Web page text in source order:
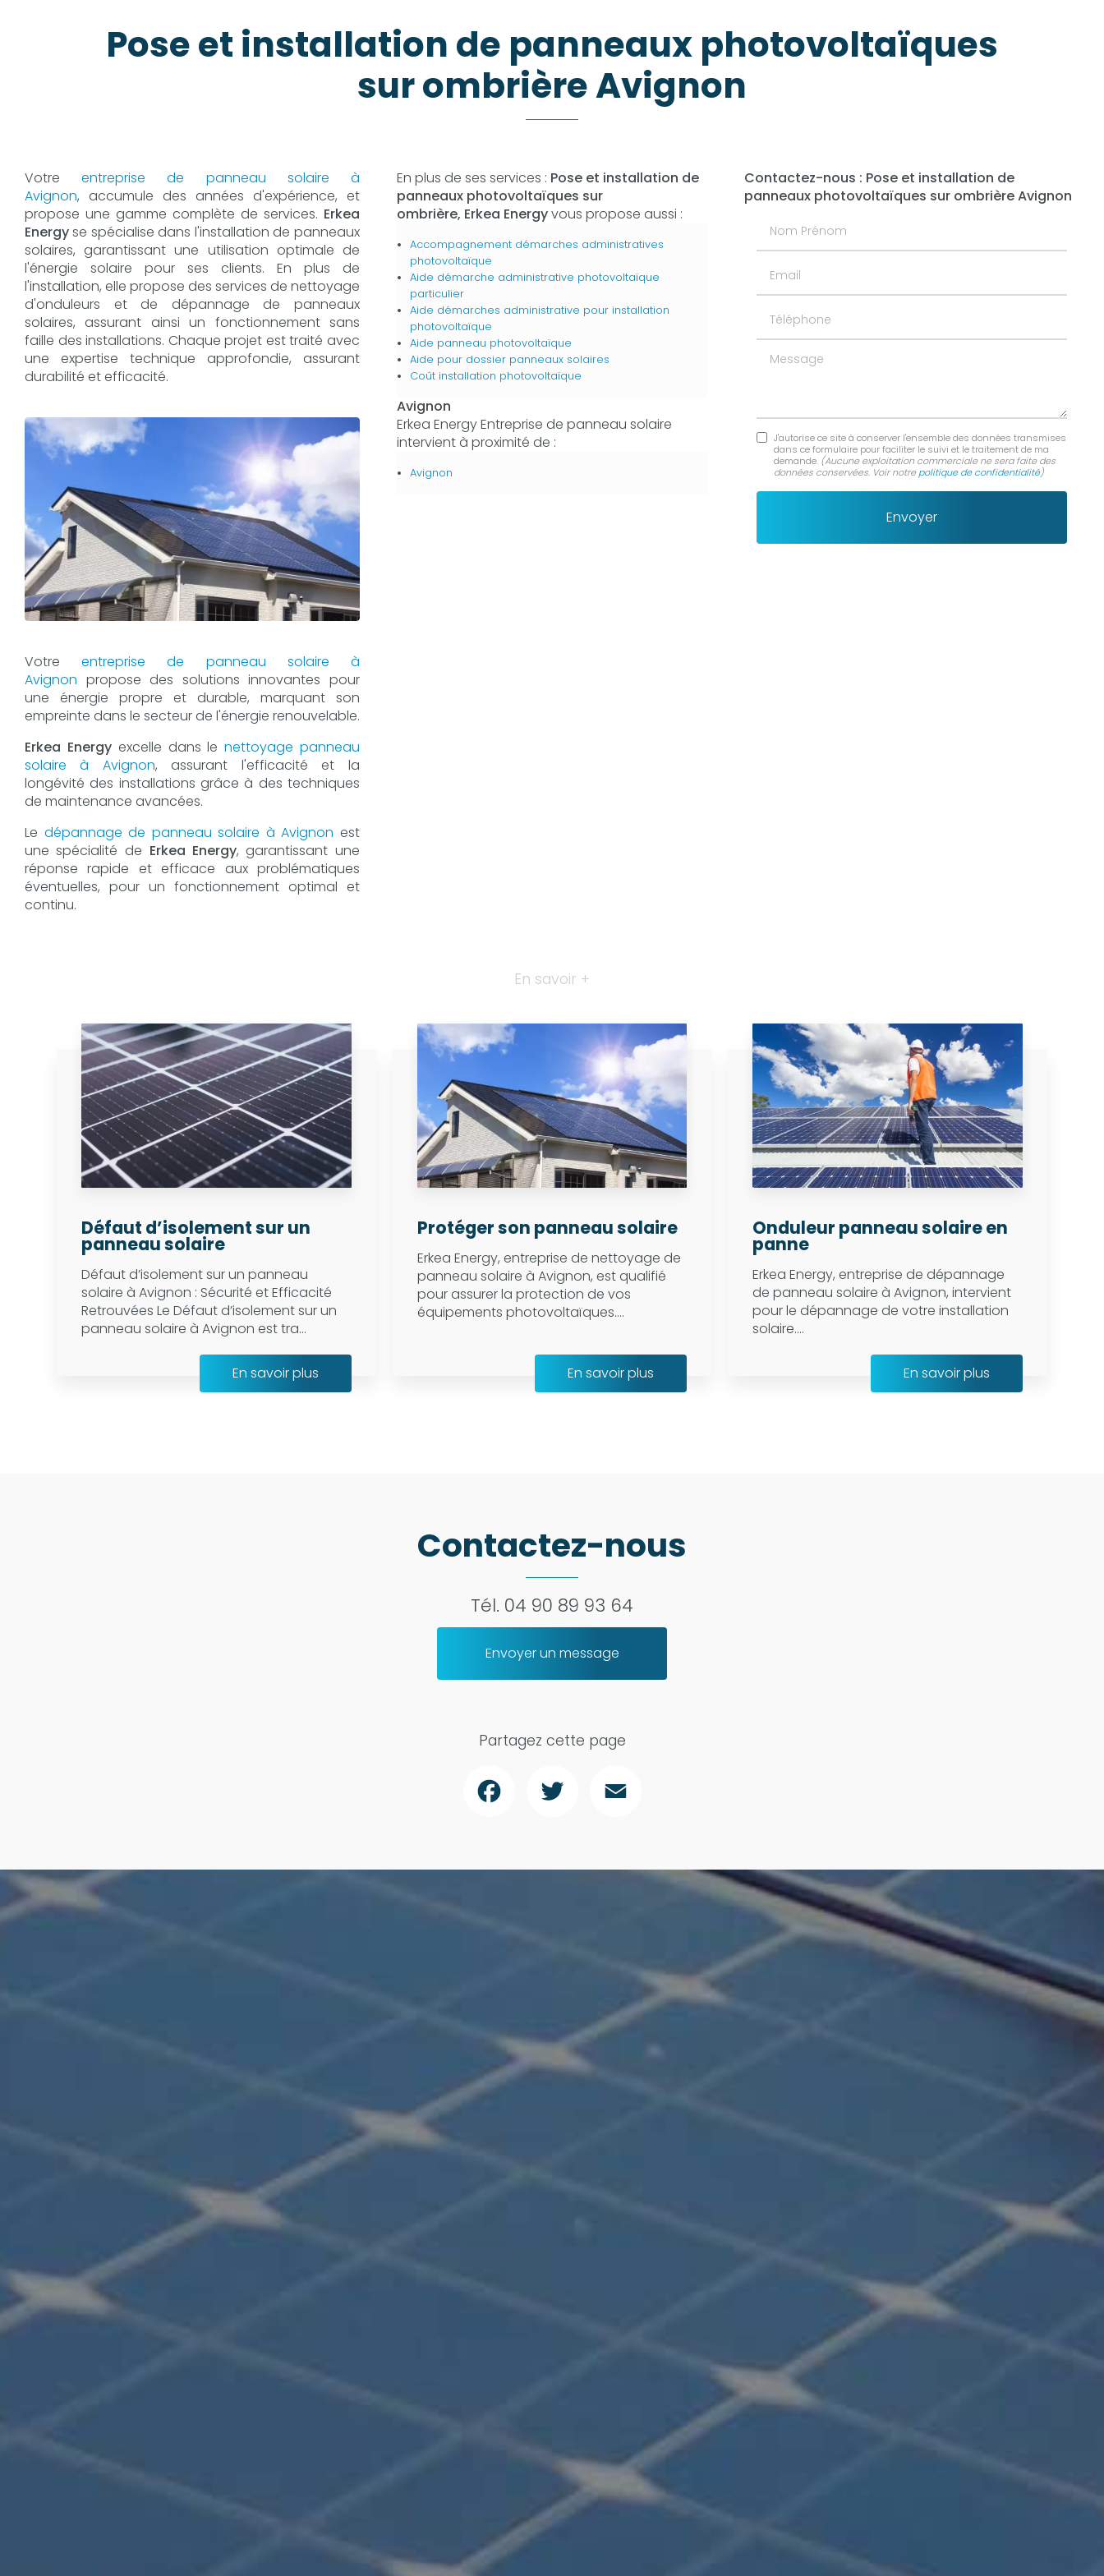
Pose et installation de panneaux photovoltaïques
sur ombrière Avignon
Votreentreprise de panneau solaire à
Avignon, accumule des années d'expérience, et
propose une gamme complète de services. Erkea
Energyse spécialise dans l'installation de panneaux
solaires, garantissant une utilisation optimale de
l'énergie solaire pour ses clients. En plus de
l'installation, elle propose des services de nettoyage
d'onduleurs et de dépannage de panneaux
solaires, assurant ainsi un fonctionnement sans
faille des installations. Chaque projet est traité avec
une expertise technique approfondie, assurant
durabilité et efficacité.
Votreentreprise de panneau solaire à
Avignon propose des solutions innovantes pour
une énergie propre et durable, marquant son
empreinte dans le secteur de l'énergie renouvelable.
Erkea Energyexcelle dans lenettoyage panneau
solaire à Avignon, assurant l'efficacité et la
longévité des installations grâce à des techniques
de maintenance avancées.
Le dépannage de panneau solaire à Avignon est
une spécialité de Erkea Energy, garantissant une
réponse rapide et efficace aux problématiques
éventuelles, pour un fonctionnement optimal et
continu.
En plus de ses services : Pose et installation de
panneaux photovoltaïques sur
ombrière, Erkea Energyvous propose aussi :
Accompagnement démarches administratives
photovoltaïque
Aide démarche administrative photovoltaïque
particulier
Aide démarches administrative pour installation
photovoltaïque
Aide panneau photovoltaïque
Aide pour dossier panneaux solaires
Coût installation photovoltaïque
Avignon
Erkea Energy Entreprise de panneau solaire
intervient à proximité de :
Avignon
Contactez-nous : Pose et installation de
panneaux photovoltaïques sur ombrière Avignon
Message
J'autorise ce site à conserver l'ensemble des données transmises
dans ce formulaire pour faciliter le suivi et le traitement de ma
demande. (Aucune exploitation commerciale ne sera faite des
données conservées. Voir notre politique de confidentialité)
En savoir +
Défaut d’isolement sur un
panneau solaire
Défaut d’isolement sur un panneau
solaire à Avignon : Sécurité et Efficacité
Retrouvées Le Défaut d’isolement sur un
panneau solaire à Avignon est tra...
En savoir plus
Protéger son panneau solaire
Erkea Energy, entreprise de nettoyage de
panneau solaire à Avignon, est qualifié
pour assurer la protection de vos
équipements photovoltaïques....
En savoir plus
Onduleur panneau solaire en
panne
Erkea Energy, entreprise de dépannage
de panneau solaire à Avignon, intervient
pour le dépannage de votre installation
solaire....
En savoir plus
Contactez-nous
Tél. 04 90 89 93 64
Envoyer un message
Partagez cette page